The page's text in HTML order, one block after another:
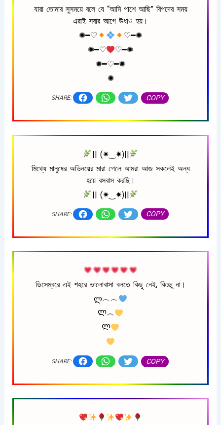
যারা তোমার সুসময়ে বলে যে “আমি পাশে আছি” বিপদের সময়
এরাই সবার আগে উধাও হয়।
✺━♡︎
♡︎━✺
✺━♡︎
♡︎━✺
✺━♡︎━✺
✺
SHARE: COPY
|| (✷‿✷)||
মিথ্যে মানুষের অভিনয়ের মারা গেলে আমরা আজ সকলেই অন্ধ
হয়ে বসবাস করছি।
|| (✷‿✷)||
SHARE: COPY
ডিসেম্বরে এই শহরে ভালোবাসা বলতে কিছু নেই, কিচ্ছু না।
ლ︵︵
Ლ︵
Ლ
SHARE: COPY